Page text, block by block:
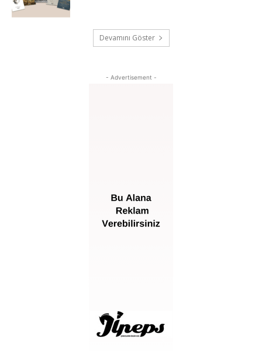
Devamını Göster
- Advertisement -